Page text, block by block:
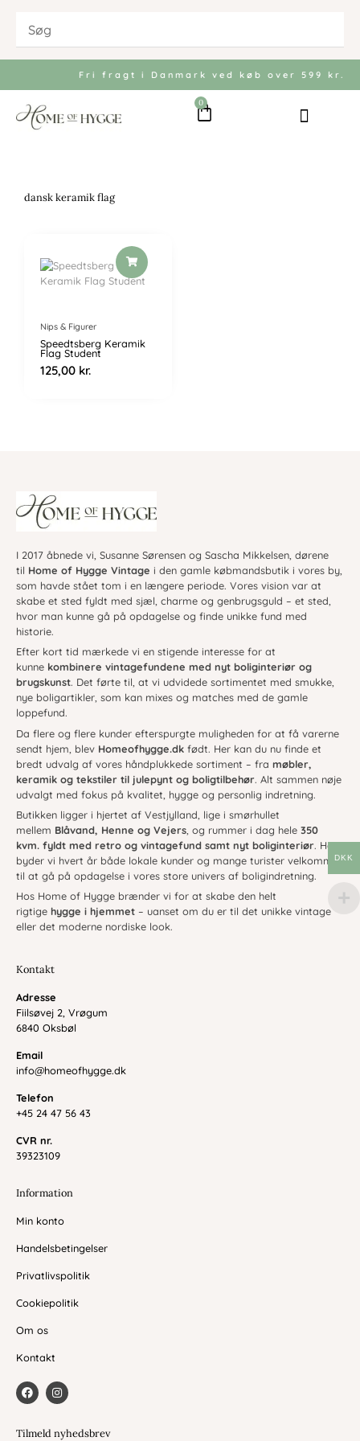
indholdet
Fri fragt i Danmark ved køb over 599 kr.
0
Kurv
dansk keramik flag
Nips & Figurer
Speedtsberg Keramik
Flag Student
125,00 kr.
I 2017 åbnede vi, Susanne Sørensen og Sascha Mikkelsen, dørene
til Home of Hygge Vintage i den gamle købmandsbutik i vores by,
som havde stået tom i en længere periode. Vores vision var at
skabe et sted fyldt med sjæl, charme og genbrugsguld – et sted,
hvor man kunne gå på opdagelse og finde unikke fund med
historie.
Efter kort tid mærkede vi en stigende interesse for at
kunne kombinere vintagefundene med nyt boliginteriør og
brugskunst. Det førte til, at vi udvidede sortimentet med smukke,
nye boligartikler, som kan mixes og matches med de gamle
loppefund.
Da flere og flere kunder efterspurgte muligheden for at få varerne
sendt hjem, blev Homeofhygge.dk født. Her kan du nu finde et
bredt udvalg af vores håndplukkede sortiment – fra møbler,
keramik og tekstiler til julepynt og boligtilbehør. Alt sammen nøje
udvalgt med fokus på kvalitet, hygge og personlig indretning.
Butikken ligger i hjertet af Vestjylland, lige i smørhullet
mellem Blåvand, Henne og Vejers , og rummer i dag hele 350
kvm. fyldt med retro og vintagefund samt nyt boliginteriør. Her
byder vi hvert år både lokale kunder og mange turister velkommen
til at gå på opdagelse i vores store univers af boligindretning.
Hos Home of Hygge brænder vi for at skabe den helt
rigtige hygge i hjemmet – uanset om du er til det unikke vintage
eller det moderne nordiske look.
Kontakt
Adresse
Fiilsøvej 2, Vrøgum
6840 Oksbøl
Email
info@homeofhygge.dk
Telefon
+45 24 47 56 43
CVR nr.
39323109
Information
Min konto
Handelsbetingelser
Privatlivspolitik
Cookiepolitik
Om os
Kontakt
F
a
c
b
I
n
s
a
Tilmeld nyhedsbrev
DKK